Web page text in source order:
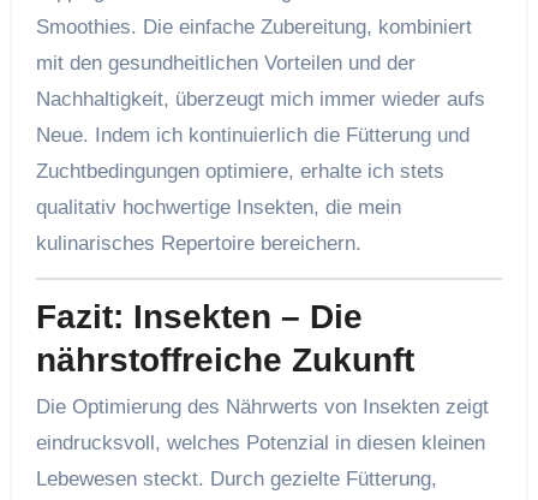
Smoothies. Die einfache Zubereitung, kombiniert
mit den gesundheitlichen Vorteilen und der
Nachhaltigkeit, überzeugt mich immer wieder aufs
Neue. Indem ich kontinuierlich die Fütterung und
Zuchtbedingungen optimiere, erhalte ich stets
qualitativ hochwertige Insekten, die mein
kulinarisches Repertoire bereichern.
Fazit: Insekten – Die
nährstoffreiche Zukunft
Die Optimierung des Nährwerts von Insekten zeigt
eindrucksvoll, welches Potenzial in diesen kleinen
Lebewesen steckt. Durch gezielte Fütterung,